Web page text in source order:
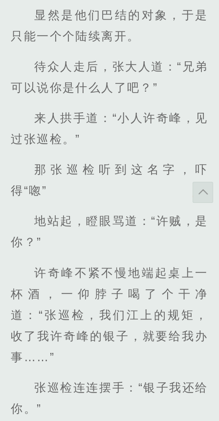
显然是他们巴结的对象，于是
只能一个个陆续离开。
待众人走后，张大人道：“兄弟
可以说你是什么人了吧？”
来人拱手道：“小人许奇峰，见
过张巡检。”
那张巡检听到这名字，吓
得“唿”
地站起，瞪眼骂道：“许贼，是
你？”
许奇峰不紧不慢地端起桌上一
杯酒，一仰脖子喝了个干净
道：“张巡检，我们江上的规矩，
收了我许奇峰的银子，就要给我办
事……”
张巡检连连摆手：“银子我还给
你。”